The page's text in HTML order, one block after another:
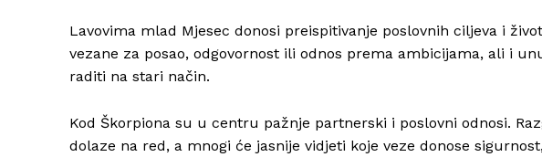
Lavovima mlad Mjesec donosi preispitivanje poslovnih ciljeva i
vezane za posao, odgovornost ili odnos prema ambicijama, ali i
raditi na stari način.
Kod Škorpiona su u centru pažnje partnerski i poslovni odnosi.
dolaze na red, a mnogi će jasnije vidjeti koje veze donose